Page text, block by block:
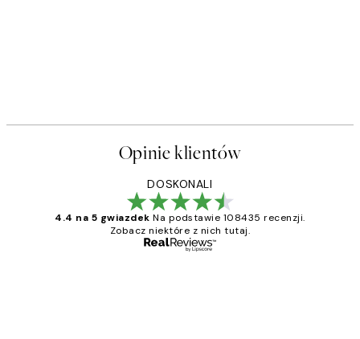
Opinie klientów
DOSKONALI
4.4 na 5 gwiazdek Na podstawie 108435 recenzji.
Zobacz niektóre z nich tutaj.